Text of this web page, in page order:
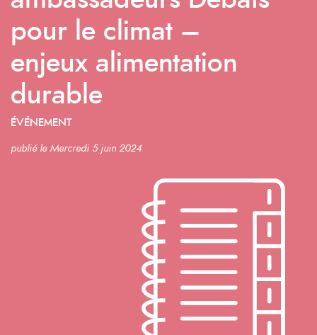
pour le climat –
enjeux alimentation
durable
ÉVÉNEMENT
publié le Mercredi 5 juin 2024